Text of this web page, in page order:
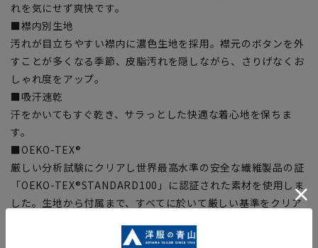
れを気にせず爽快です。
■襟内別生地
汚れが目立ちやすい襟内に濃色生地を採用。襟元のボタンを外
すことが多くなる季節、皮脂汚れを隠しながら、さりげなくお
しゃれ度をアップ。
■吸汗速乾
汗をかいてもすぐ乾き、サラっとした快適な着心地を保ちま
す。
■OEKO-TEX®
厳しい分析試験にクリアし世界最高水準の安全な繊維製品の証
「OEKO-TEX®STANDARD100」に認証された素材を使用しま
した。生地から付属まで、すべてに於いて厳しい基準をクリア